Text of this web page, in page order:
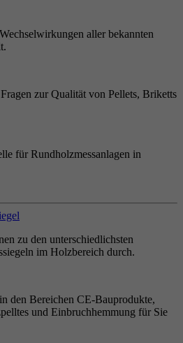
aller bekannten
zur Qualität von Pellets, Briketts
für Rundholzmessanlagen in
zu den unterschiedlichsten
im Holzbereich durch.
den Bereichen CE-Bauprodukte,
und Einbruchhemmung für Sie